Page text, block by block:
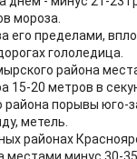
мороза.
его пределами,
гололедица.
района
15-20 метров в
района порывы юго-
метель.
районах